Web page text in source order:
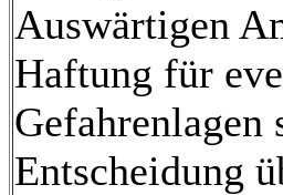
Auswärtigen
Haftung für
Entscheidung